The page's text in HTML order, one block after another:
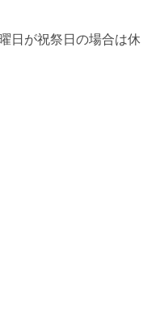
日が祝祭日の場合は休